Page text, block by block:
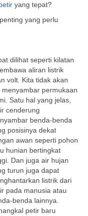
yang tepat?
yang perlu
dilihat seperti kilatan
aliran listrik
volt. Kita tidak akan
permukaan
Satu hal yang jelas,
cenderung
benda-benda
posisinya dekat
awan seperti pohon
hunian bertingkat
Dan juga air hujan
turun juga dapat
listrik dari
pada manusia atau
benda lainnya.
petir baru